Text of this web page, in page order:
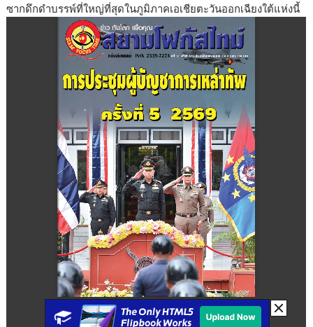
ซากดึกดำบรรพ์ที่ใหญ่ที่สุดในภูมิภาคเอเชียตะวันออกเฉียงใต้แห่งนี้